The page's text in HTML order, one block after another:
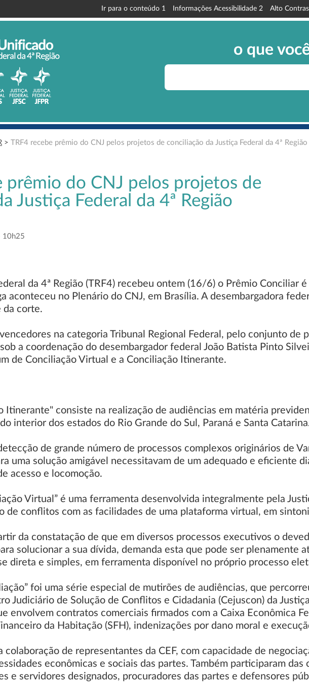
Ir para o conteúdo 1 Informações Acessibilidade 2 Alto
o que
> TRF4 recebe prêmio do CNJ pelos projetos de conciliação da Justiça Federal da 4ª Região
prêmio do CNJ pelos projetos de
Justiça Federal da 4ª Região
10h25
da 4ª Região (TRF4) recebeu ontem (16/6) o Prêmio Conciliar
aconteceu no Plenário do CNJ, em Brasília. A desembargadora
da corte.
na categoria Tribunal Regional Federal, pelo conjunto de
a coordenação do desembargador federal João Batista Pinto
de Conciliação Virtual e a Conciliação Itinerante.
Itinerante" consiste na realização de audiências em matéria
interior dos estados do Rio Grande do Sul, Paraná e Santa
de grande número de processos complexos originários de
uma solução amigável necessitavam de um adequado e eficiente
acesso e locomoção.
Virtual” é uma ferramenta desenvolvida integralmente pela
de conflitos com as facilidades de uma plataforma virtual, em
da constatação de que em diversos processos executivos o
solucionar a sua dívida, demanda esta que pode ser plenamente
direta e simples, em ferramenta disponível no próprio processo
foi uma série especial de mutirões de audiências, que
Judiciário de Solução de Conflitos e Cidadania (Cejuscon) da
envolvem contratos comerciais firmados com a Caixa Econômica
da Habitação (SFH), indenizações por dano moral e
colaboração de representantes da CEF, com capacidade de
econômicas e sociais das partes. Também participaram
e servidores designados, procuradores das partes e defensores